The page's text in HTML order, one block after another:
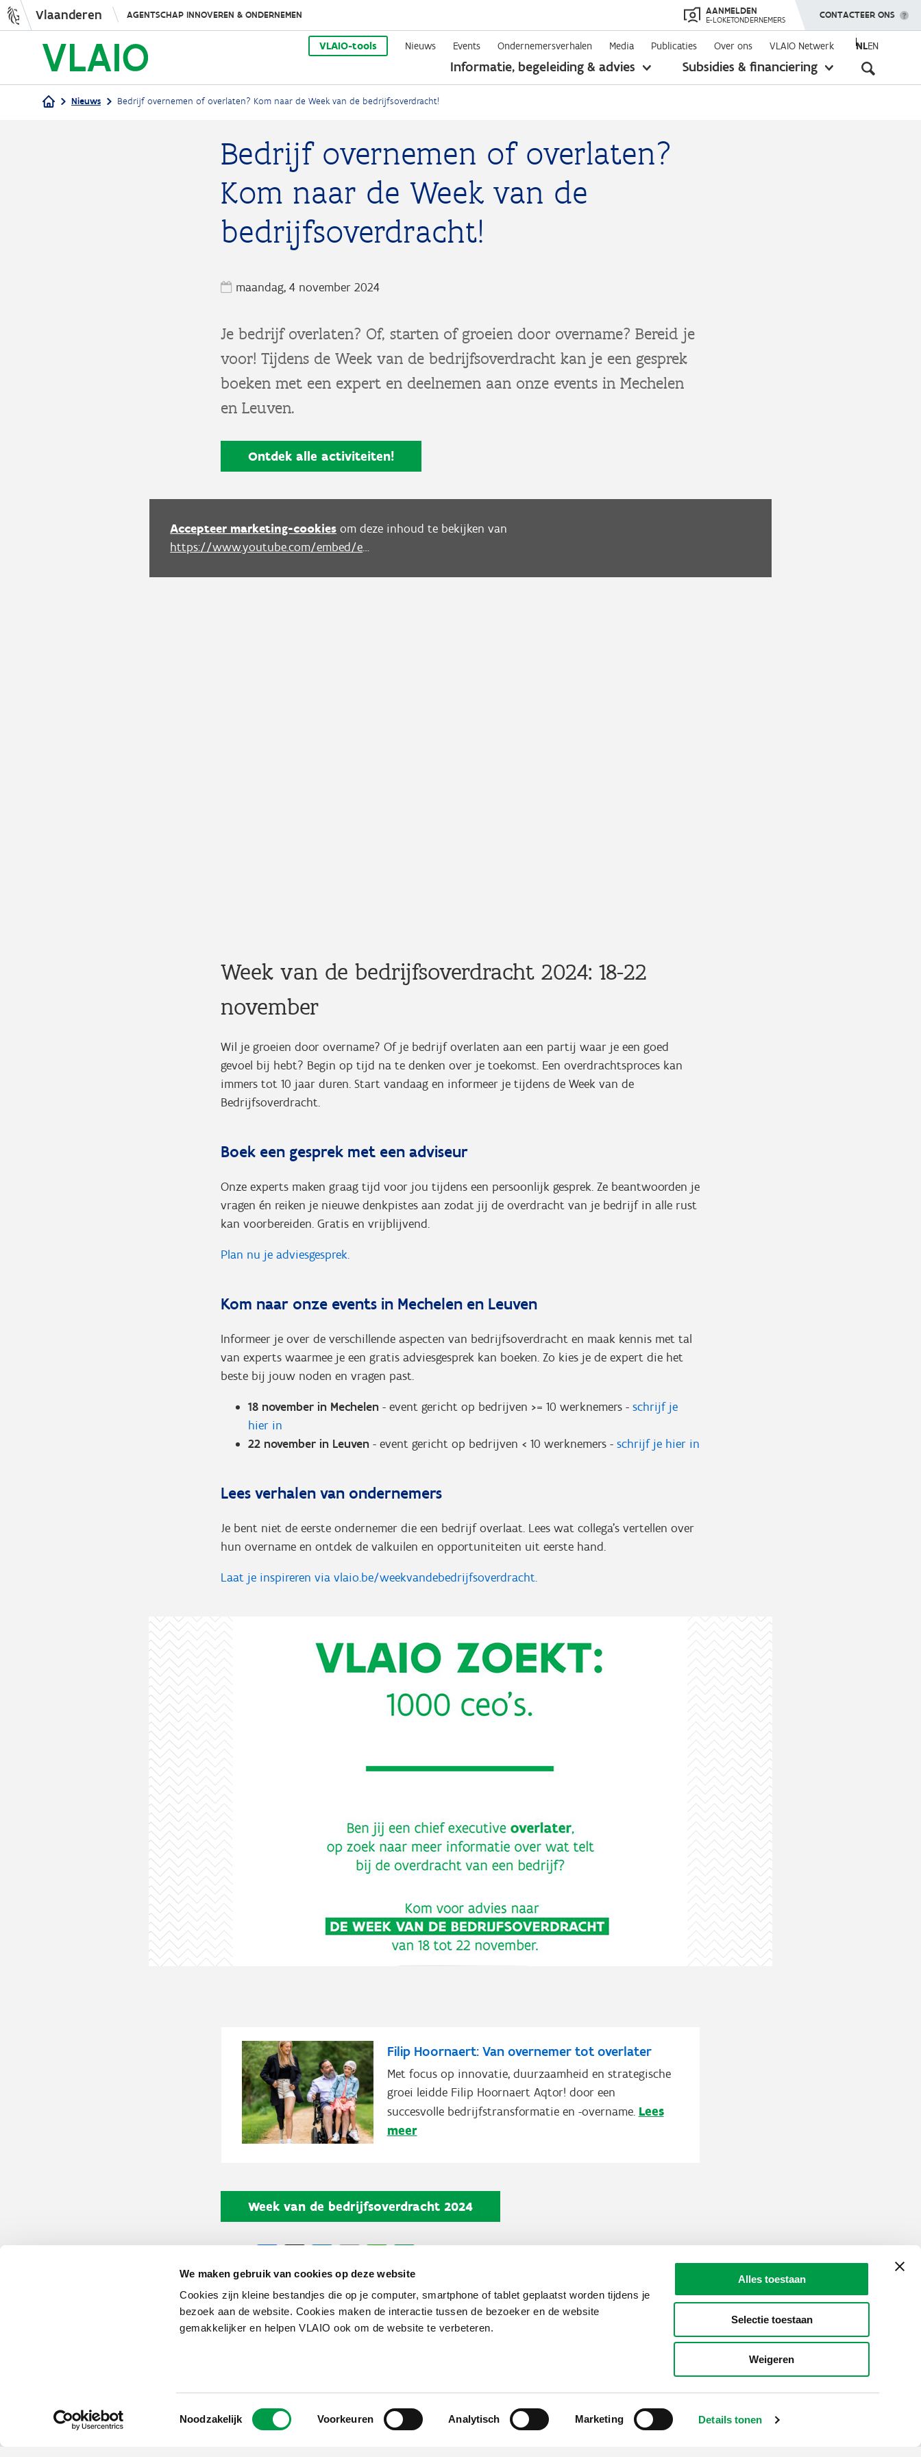
We maken gebruik van cookies op deze website
Cookies zijn kleine bestandjes die op je computer, smartphone of tablet geplaatst worden tijdens je
bezoek aan de website. Cookies maken de interactie tussen de bezoeker en de website
gemakkelijker en helpen VLAIO ook om de website te verbeteren.
Toestemmingsselectie
Noodzakelijk Voorkeuren Analytisch Marketing Details tonen
Alles toestaan
Selectie toestaan
Weigeren
Overslaan
en
naar
de
Vlaanderen AGENTSCHAP INNOVEREN & ONDERNEMEN AANMELDEN
E-LOKETONDERNEMERS TOON MENU
CONTACTEER ONS
VLAIO-tools Nieuws Events Ondernemersverhalen Media Publicaties Over ons VLAIO Netwerk NLEN
Informatie, begeleiding & advies
toon
Subsidies & financiering
toon
Nieuws Bedrijf overnemen of overlaten? Kom naar de Week van de bedrijfsoverdracht!
Bedrijf overnemen of overlaten?
Kom naar de Week van de
bedrijfsoverdracht!
maandag, 4 november 2024
Je bedrijf overlaten? Of, starten of groeien door overname? Bereid je
voor! Tijdens de Week van de bedrijfsoverdracht kan je een gesprek
boeken met een expert en deelnemen aan onze events in Mechelen
en Leuven.
Ontdek alle activiteiten!
Accepteer marketing-cookies om deze inhoud te bekijken van
https://www.youtube.com/embed/euNXBn9ZTA4?autoplay=0&start=0&rel=0
Week van de bedrijfsoverdracht 2024: 18-22
november
Wil je groeien door overname? Of je bedrijf overlaten aan een partij waar je een goed
gevoel bij hebt? Begin op tijd na te denken over je toekomst. Een overdrachtsproces kan
immers tot 10 jaar duren. Start vandaag en informeer je tijdens de Week van de
Bedrijfsoverdracht.
Boek een gesprek met een adviseur
Onze experts maken graag tijd voor jou tijdens een persoonlijk gesprek. Ze beantwoorden je
vragen én reiken je nieuwe denkpistes aan zodat jij de overdracht van je bedrijf in alle rust
kan voorbereiden. Gratis en vrijblijvend.
Plan nu je adviesgesprek.
Kom naar onze events in Mechelen en Leuven
Informeer je over de verschillende aspecten van bedrijfsoverdracht en maak kennis met tal
van experts waarmee je een gratis adviesgesprek kan boeken. Zo kies je de expert die het
beste bij jouw noden en vragen past.
18 november in Mechelen- event gericht op bedrijven >= 10 werknemers -schrijf je
hier in
22 november in Leuven- event gericht op bedrijven < 10 werknemers -schrijf je hier in
Lees verhalen van ondernemers
Je bent niet de eerste ondernemer die een bedrijf overlaat. Lees wat collega's vertellen over
hun overname en ontdek de valkuilen en opportuniteiten uit eerste hand.
Laat je inspireren via vlaio.be/weekvandebedrijfsoverdracht.
Filip Hoornaert: Van overnemer tot overlater
Met focus op innovatie, duurzaamheid en strategische
groei leidde Filip Hoornaert Aqtor! door een
succesvolle bedrijfstransformatie en -overname. Lees
meer
Week van de bedrijfsoverdracht 2024
Facebook
X LinkedIn
EmailWhatsApp
Share
VLAIO AWARDS
Klachten, meldingen & fraudebestrijding